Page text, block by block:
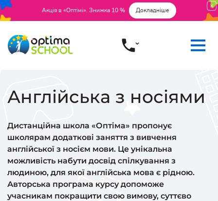
Акція в «Оптімі». Знижка 10 % Докладніше
Англійська з носіями
Дистанційна школа «Оптіма» пропонує
школярам додаткові заняття з вивчення
англійської з носієм мови. Це унікальна
можливість набути досвід спілкування з
людиною, для якої англійська мова є рідною.
Авторська програма курсу допоможе
учасникам покращити свою вимову, суттєво